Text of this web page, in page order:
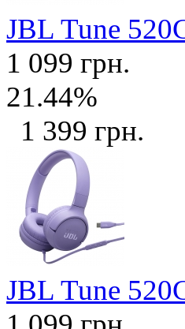
JBL Tune
1 099 грн.
21.44%
1 399 грн.
JBL Tune